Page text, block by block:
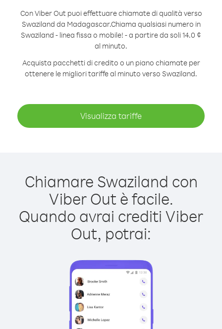
Con Viber Out puoi effettuare chiamate di qualità verso
Swaziland da Madagascar.Chiama qualsiasi numero in
Swaziland - linea fissa o mobile! - a partire da soli 14.0 ¢
al minuto.
Acquista pacchetti di credito o un piano chiamate per
ottenere le migliori tariffe al minuto verso Swaziland.
Visualizza tariffe
Chiamare Swaziland con
Viber Out è facile.
Quando avrai crediti Viber
Out, potrai: